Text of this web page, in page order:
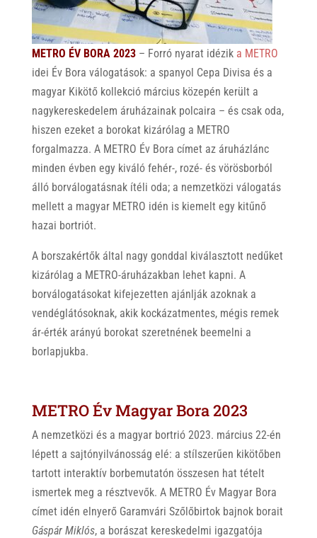
METRO ÉV BORA 2023 – Forró nyarat idézik a METRO
idei Év Bora válogatások: a spanyol Cepa Divisa és a
magyar Kikötő kollekció március közepén került a
nagykereskedelem áruházainak polcaira – és csak oda,
hiszen ezeket a borokat kizárólag a METRO
forgalmazza. A METRO Év Bora címet az áruházlánc
minden évben egy kiváló fehér-, rozé- és vörösborból
álló borválogatásnak ítéli oda; a nemzetközi válogatás
mellett a magyar METRO idén is kiemelt egy kitűnő
hazai bortriót.
A borszakértők által nagy gonddal kiválasztott nedűket
kizárólag a METRO-áruházakban lehet kapni. A
borválogatásokat kifejezetten ajánlják azoknak a
vendéglátósoknak, akik kockázatmentes, mégis remek
ár-érték arányú borokat szeretnének beemelni a
borlapjukba.
METRO Év Magyar Bora 2023
A nemzetközi és a magyar bortrió 2023. március 22-én
lépett a sajtónyilvánosság elé: a stílszerűen kikötőben
tartott interaktív borbemutatón összesen hat tételt
ismertek meg a résztvevők. A METRO Év Magyar Bora
címet idén elnyerő Garamvári Szőlőbirtok bajnok borait
Gáspár Miklós, a borászat kereskedelmi igazgatója